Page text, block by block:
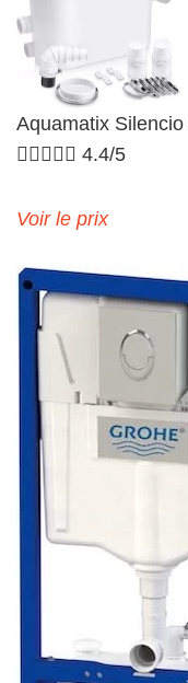
Aquamatix Silencio
     4.4/5
Voir le prix